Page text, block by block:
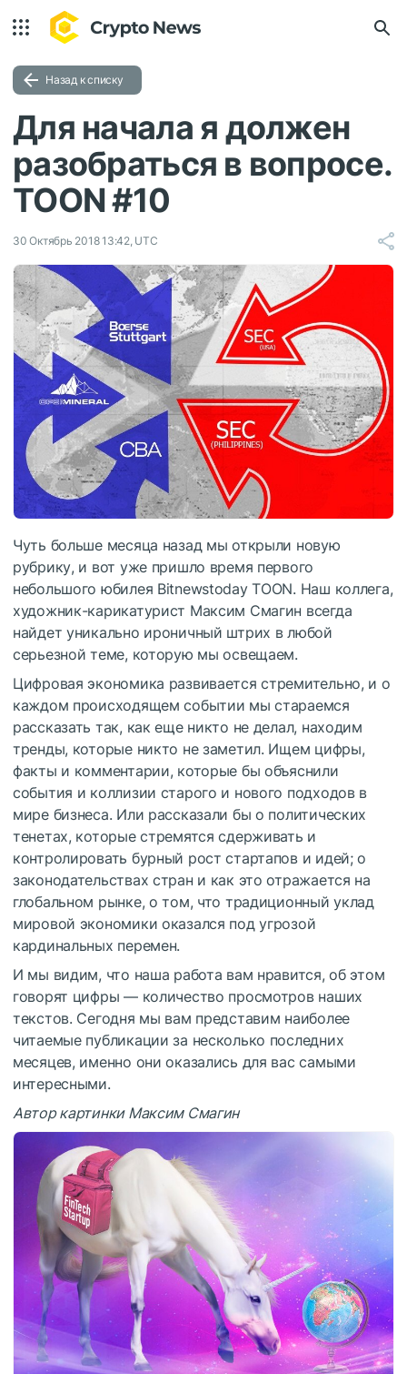
Назад к списку
Для начала я должен
разобраться в вопросе.
TOON #10
30 Октябрь 2018 13:42, UTC
Чуть больше месяца назад мы открыли новую
рубрику, и вот уже пришло время первого
небольшого юбилея Bitnewstoday TOON. Наш коллега,
художник-карикатурист Максим Смагин всегда
найдет уникально ироничный штрих в любой
серьезной теме, которую мы освещаем.
Цифровая экономика развивается стремительно, и о
каждом происходящем событии мы стараемся
рассказать так, как еще никто не делал, находим
тренды, которые никто не заметил. Ищем цифры,
факты и комментарии, которые бы объяснили
события и коллизии старого и нового подходов в
мире бизнеса. Или рассказали бы о политических
тенетах, которые стремятся сдерживать и
контролировать бурный рост стартапов и идей; о
законодательствах стран и как это отражается на
глобальном рынке, о том, что традиционный уклад
мировой экономики оказался под угрозой
кардинальных перемен.
И мы видим, что наша работа вам нравится, об этом
говорят цифры — количество просмотров наших
текстов. Сегодня мы вам представим наиболее
читаемые публикации за несколько последних
месяцев, именно они оказались для вас самыми
интересными.
Автор картинки Максим Смагин